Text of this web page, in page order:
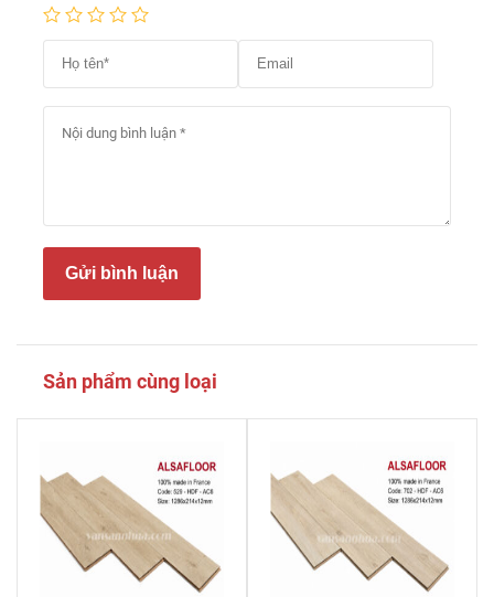
Gửi bình luận
Sản phẩm cùng loại